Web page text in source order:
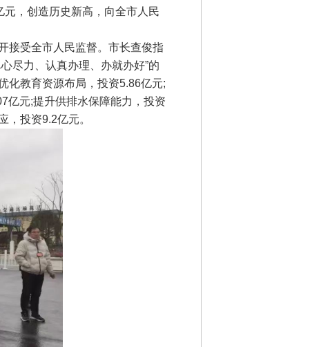
，创造历史新高，向全市人民
受全市人民监督。市长查俊指
尽力、认真办理、办就办好”的
化教育资源布局，投资5.86亿元;
亿元;提升供排水保障能力，投资
，投资9.2亿元。